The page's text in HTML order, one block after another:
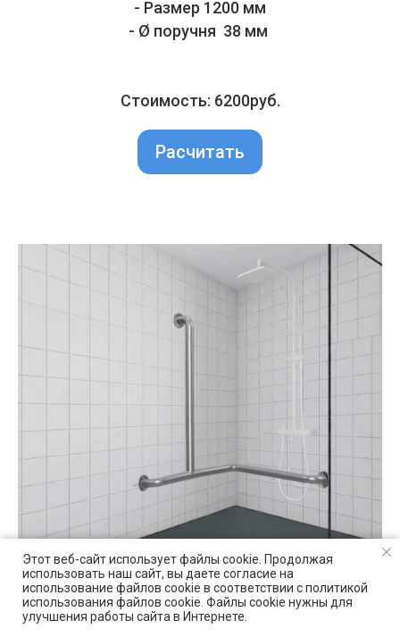
- Размер 1200 мм
- Ø поручня 38 мм
Стоимость: 6200руб.
Расчитать
Этот веб-сайт использует файлы cookie. Продолжая
использовать наш сайт, вы даете согласие на
использование файлов cookie в соответствии с политикой
использования файлов cookie. Файлы cookie нужны для
улучшения работы сайта в Интернете.